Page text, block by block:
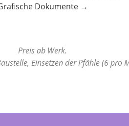
Dokumente →
Preis ab Werk.
Einsetzen der Pfähle (6 pro